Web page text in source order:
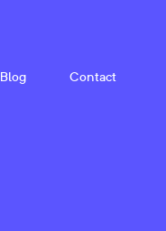
Blog Contact